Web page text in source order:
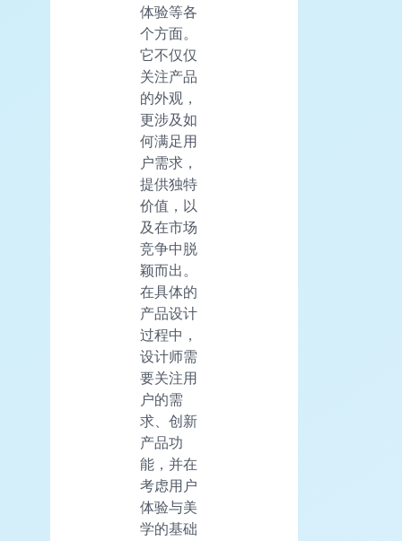
体验等各
个方面。
它不仅仅
关注产品
的外观，
更涉及如
何满足用
户需求，
提供独特
价值，以
及在市场
竞争中脱
颖而出。
在具体的
产品设计
过程中，
设计师需
要关注用
户的需
求、创新
产品功
能，并在
考虑用户
体验与美
学的基础